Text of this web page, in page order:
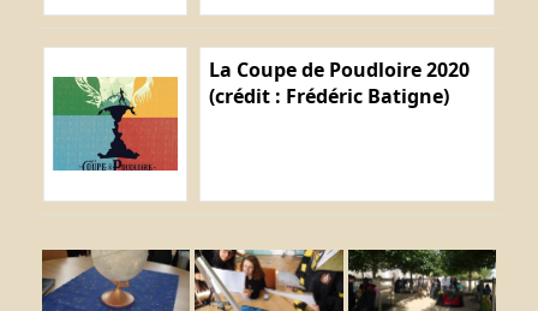
La Coupe de Poudloire 2020
(crédit : Frédéric Batigne)